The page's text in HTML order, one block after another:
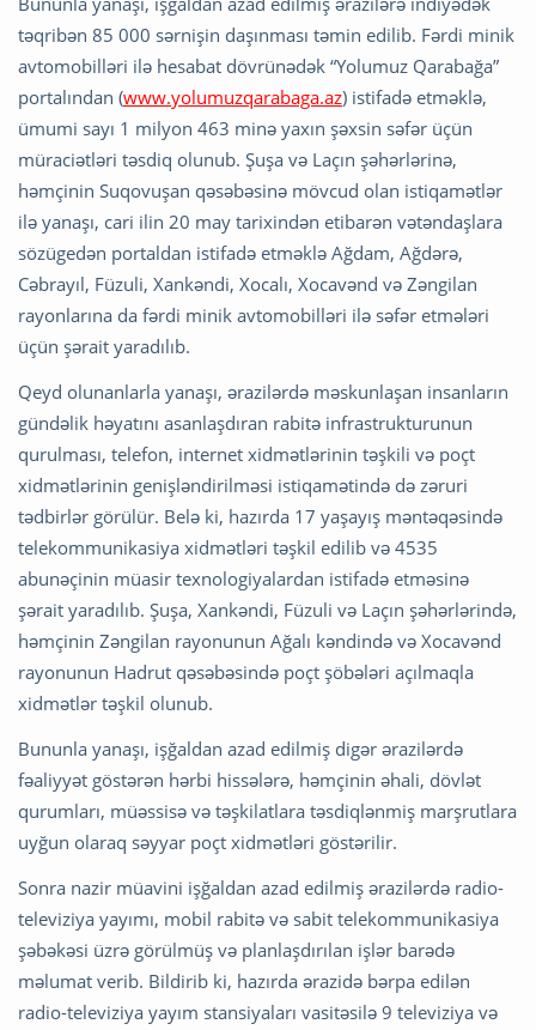
təqribən 85 000 sərnişin daşınması təmin edilib. Fərdi minik
avtomobilləri ilə hesabat dövrünədək “Yolumuz Qarabağa”
portalından (www.yolumuzqarabaga.az) istifadə etməklə,
ümumi sayı 1 milyon 463 minə yaxın şəxsin səfər üçün
müraciətləri təsdiq olunub. Şuşa və Laçın şəhərlərinə,
həmçinin Suqovuşan qəsəbəsinə mövcud olan istiqamətlər
ilə yanaşı, cari ilin 20 may tarixindən etibarən vətəndaşlara
sözügedən portaldan istifadə etməklə Ağdam, Ağdərə,
Cəbrayıl, Füzuli, Xankəndi, Xocalı, Xocavənd və Zəngilan
rayonlarına da fərdi minik avtomobilləri ilə səfər etmələri
üçün şərait yaradılıb.
Qeyd olunanlarla yanaşı, ərazilərdə məskunlaşan insanların
gündəlik həyatını asanlaşdıran rabitə infrastrukturunun
qurulması, telefon, internet xidmətlərinin təşkili və poçt
xidmətlərinin genişləndirilməsi istiqamətində də zəruri
tədbirlər görülür. Belə ki, hazırda 17 yaşayış məntəqəsində
telekommunikasiya xidmətləri təşkil edilib və 4535
abunəçinin müasir texnologiyalardan istifadə etməsinə
şərait yaradılıb. Şuşa, Xankəndi, Füzuli və Laçın şəhərlərində,
həmçinin Zəngilan rayonunun Ağalı kəndində və Xocavənd
rayonunun Hadrut qəsəbəsində poçt şöbələri açılmaqla
xidmətlər təşkil olunub.
Bununla yanaşı, işğaldan azad edilmiş digər ərazilərdə
fəaliyyət göstərən hərbi hissələrə, həmçinin əhali, dövlət
qurumları, müəssisə və təşkilatlara təsdiqlənmiş marşrutlara
uyğun olaraq səyyar poçt xidmətləri göstərilir.
Sonra nazir müavini işğaldan azad edilmiş ərazilərdə radio-
televiziya yayımı, mobil rabitə və sabit telekommunikasiya
şəbəkəsi üzrə görülmüş və planlaşdırılan işlər barədə
məlumat verib. Bildirib ki, hazırda ərazidə bərpa edilən
radio-televiziya yayım stansiyaları vasitəsilə 9 televiziya və